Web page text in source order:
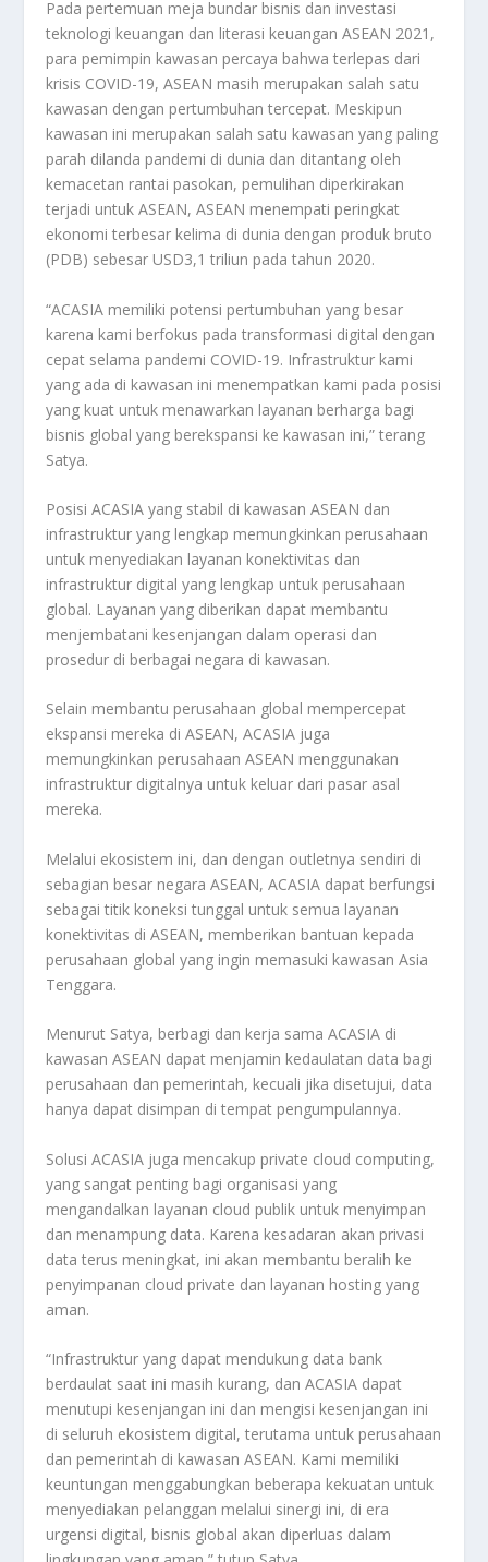
Pada pertemuan meja bundar bisnis dan investasi
teknologi keuangan dan literasi keuangan ASEAN 2021,
para pemimpin kawasan percaya bahwa terlepas dari
krisis COVID-19, ASEAN masih merupakan salah satu
kawasan dengan pertumbuhan tercepat. Meskipun
kawasan ini merupakan salah satu kawasan yang paling
parah dilanda pandemi di dunia dan ditantang oleh
kemacetan rantai pasokan, pemulihan diperkirakan
terjadi untuk ASEAN, ASEAN menempati peringkat
ekonomi terbesar kelima di dunia dengan produk bruto
(PDB) sebesar USD3,1 triliun pada tahun 2020.
“ACASIA memiliki potensi pertumbuhan yang besar
karena kami berfokus pada transformasi digital dengan
cepat selama pandemi COVID-19. Infrastruktur kami
yang ada di kawasan ini menempatkan kami pada posisi
yang kuat untuk menawarkan layanan berharga bagi
bisnis global yang berekspansi ke kawasan ini,” terang
Satya.
Posisi ACASIA yang stabil di kawasan ASEAN dan
infrastruktur yang lengkap memungkinkan perusahaan
untuk menyediakan layanan konektivitas dan
infrastruktur digital yang lengkap untuk perusahaan
global. Layanan yang diberikan dapat membantu
menjembatani kesenjangan dalam operasi dan
prosedur di berbagai negara di kawasan.
Selain membantu perusahaan global mempercepat
ekspansi mereka di ASEAN, ACASIA juga
memungkinkan perusahaan ASEAN menggunakan
infrastruktur digitalnya untuk keluar dari pasar asal
mereka.
Melalui ekosistem ini, dan dengan outletnya sendiri di
sebagian besar negara ASEAN, ACASIA dapat berfungsi
sebagai titik koneksi tunggal untuk semua layanan
konektivitas di ASEAN, memberikan bantuan kepada
perusahaan global yang ingin memasuki kawasan Asia
Tenggara.
Menurut Satya, berbagi dan kerja sama ACASIA di
kawasan ASEAN dapat menjamin kedaulatan data bagi
perusahaan dan pemerintah, kecuali jika disetujui, data
hanya dapat disimpan di tempat pengumpulannya.
Solusi ACASIA juga mencakup private cloud computing,
yang sangat penting bagi organisasi yang
mengandalkan layanan cloud publik untuk menyimpan
dan menampung data. Karena kesadaran akan privasi
data terus meningkat, ini akan membantu beralih ke
penyimpanan cloud private dan layanan hosting yang
aman.
“Infrastruktur yang dapat mendukung data bank
berdaulat saat ini masih kurang, dan ACASIA dapat
menutupi kesenjangan ini dan mengisi kesenjangan ini
di seluruh ekosistem digital, terutama untuk perusahaan
dan pemerintah di kawasan ASEAN. Kami memiliki
keuntungan menggabungkan beberapa kekuatan untuk
menyediakan pelanggan melalui sinergi ini, di era
urgensi digital, bisnis global akan diperluas dalam